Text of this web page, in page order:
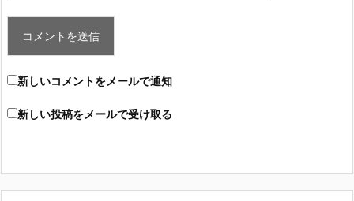
新しいコメントをメールで通知
新しい投稿をメールで受け取る